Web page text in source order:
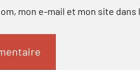
mon e-mail et mon site